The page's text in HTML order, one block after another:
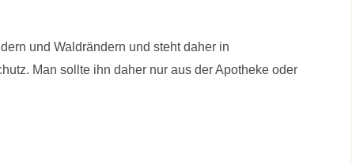
und Waldrändern und steht daher in
Man sollte ihn daher nur aus der Apotheke oder